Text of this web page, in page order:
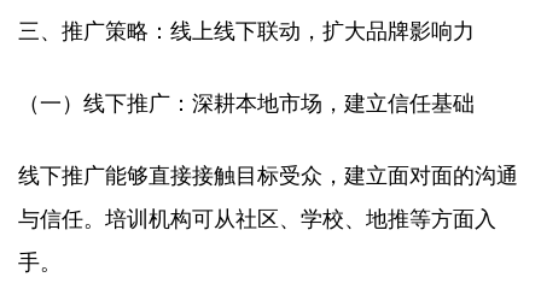
三、推广策略：线上线下联动，扩大品牌影响力​
（一）线下推广：深耕本地市场，建立信任基础​
线下推广能够直接接触目标受众，建立面对面的沟通
与信任。培训机构可从社区、学校、地推等方面入
手。​